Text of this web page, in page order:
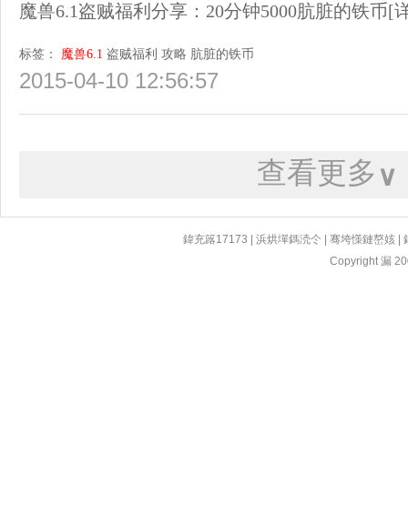
魔兽6.1盗贼福利分享：20分钟5000肮脏的铁币[
标签： 魔兽6.1 盗贼福利 攻略 肮脏的铁币
2015-04-10 12:56:57
查看更多 ∨
鍏充簬17173 |浜烘墠鎷涜仒 |骞垮憡鏈嶅姟 |
Copyright 漏